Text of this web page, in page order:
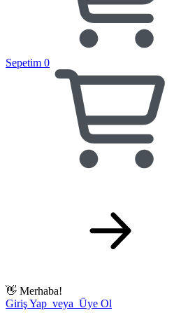
Sepetim 0
👋 Merhaba!
Giriş Yap veya Üye Ol